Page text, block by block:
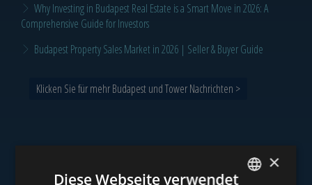
Why Investing in Budapest Real Estate is a Smart Move in 2026: A
Comprehensive Guide for Investors
Budapest Property Sales Market in 2026 | Seller & Buyer Guide
Klicken Sie für mehr Budapest und Tower Nachrichten >
Unser Portfolio ×
Diese Webseite verwendet